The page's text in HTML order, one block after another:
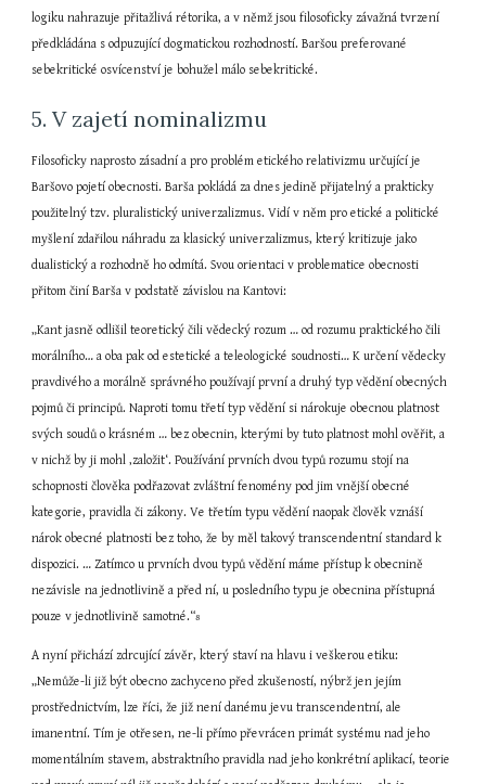
logiku nahrazuje přitažlivá rétorika, a v němž jsou filosoficky závažná tvrzení
předkládána s odpuzující dogmatickou rozhodností. Baršou preferované
sebekritické osvícenství je bohužel málo sebekritické.
5. V zajetí nominalizmu
Filosoficky naprosto zásadní a pro problém etického relativizmu určující je
Baršovo pojetí obecnosti. Barša pokládá za dnes jedině přijatelný a prakticky
použitelný tzv. pluralistický univerzalizmus. Vidí v něm pro etické a politické
myšlení zdařilou náhradu za klasický univerzalizmus, který kritizuje jako
dualistický a rozhodně ho odmítá. Svou orientaci v problematice obecnosti
přitom činí Barša v podstatě závislou na Kantovi:
„Kant jasně odlišil teoretický čili vědecký rozum … od rozumu praktického čili
morálního… a oba pak od estetické a teleologické soudnosti… K určení vědecky
pravdivého a morálně správného používají první a druhý typ vědění obecných
pojmů či principů. Naproti tomu třetí typ vědění si nárokuje obecnou platnost
svých soudů o krásném … bez obecnin, kterými by tuto platnost mohl ověřit, a
v nichž by ji mohl ‚založit‘. Používání prvních dvou typů rozumu stojí na
schopnosti člověka podřazovat zvláštní fenomény pod jim vnější obecné
kategorie, pravidla či zákony. Ve třetím typu vědění naopak člověk vznáší
nárok obecné platnosti bez toho, že by měl takový transcendentní standard k
dispozici. … Zatímco u prvních dvou typů vědění máme přístup k obecnině
nezávisle na jednotlivině a před ní, u posledního typu je obecnina přístupná
pouze v jednotlivině samotné.“8
A nyní přichází zdrcující závěr, který staví na hlavu i veškerou etiku:
„Nemůže-li již být obecno zachyceno před zkušeností, nýbrž jen jejím
prostřednictvím, lze říci, že již není danému jevu transcendentní, ale
imanentní. Tím je otřesen, ne-li přímo převrácen primát systému nad jeho
momentálním stavem, abstraktního pravidla nad jeho konkrétní aplikací, teorie